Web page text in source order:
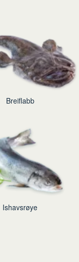
Breiflabb
Ishavsrøye